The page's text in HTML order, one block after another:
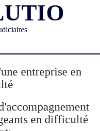
entreprise en
en difficulté